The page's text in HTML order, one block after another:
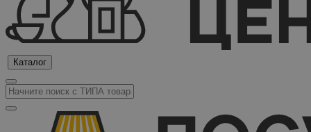
Каталог